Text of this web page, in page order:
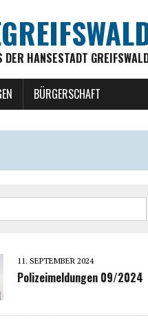
DER HANSESTADT
BÜRGERSCHAFT
11. SEPTEMBER 2024
Polizeimeldungen 09/2024